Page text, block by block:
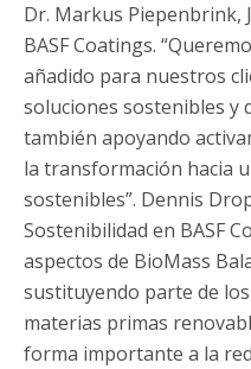
Dr. Markus Piepenbrink,
BASF Coatings.
añadido para nuestros
soluciones sostenibles y
también apoyando
la transformación hacia
sostenibles”. Dennis
Sostenibilidad en BASF
aspectos de BioMass
sustituyendo parte de
materias primas
forma importante a la